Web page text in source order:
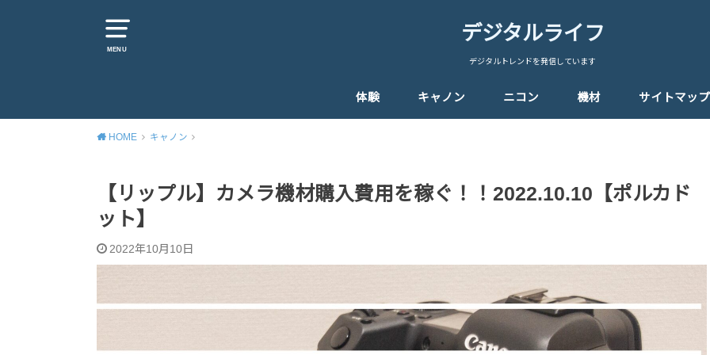
MENU
デジタルライフ
デジタルトレンドを発信しています
体験 キャノン ニコン 機材 サイトマップ
HOME キャノン
【リップル】カメラ機材購入費用を稼ぐ！！2022.10.10【ポルカド
ット】
2022年10月10日